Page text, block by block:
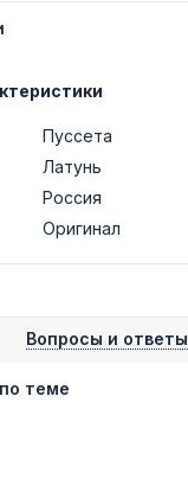
Пуссета
Латунь
Россия
Оригинал
Вопросы и ответы
теме